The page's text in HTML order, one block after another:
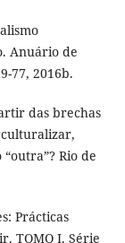
Anuário de
77, 2016b.
das brechas
Rio de
Prácticas
TOMO I. Série